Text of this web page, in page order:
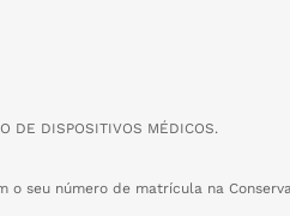
DE DISPOSITIVOS MÉDICOS.
o seu número de matrícula na